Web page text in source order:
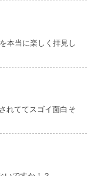
本当に楽しく拝見し
れててスゴイ面白そ